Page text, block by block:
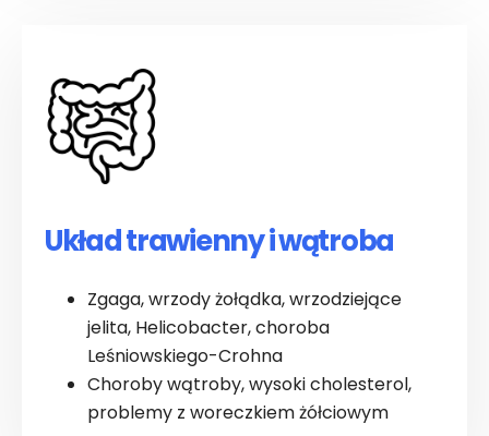
Układ trawienny i wątroba
Zgaga, wrzody żołądka, wrzodziejące
jelita, Helicobacter, choroba
Leśniowskiego-Crohna
Choroby wątroby, wysoki cholesterol,
problemy z woreczkiem żółciowym